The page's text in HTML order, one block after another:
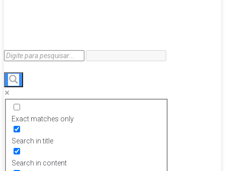
Exact matches only
Search in title
Search in content